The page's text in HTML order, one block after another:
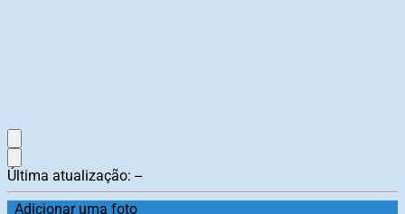
Última atualização: --
Adicionar uma foto